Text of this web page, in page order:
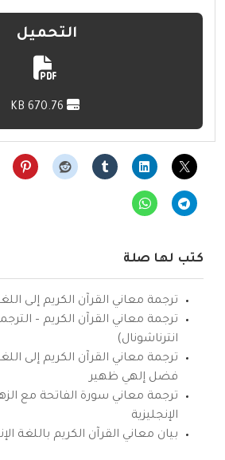
التحميل
كتب لها صلة
ترجمة معاني القرآن الكريم إلى
ترجمة معاني القرآن الكريم –
انترناشونال)
ترجمة معاني القرآن الكريم إلى
فضل إلهي ظهير
ترجمة معاني سورة الفاتحة مع
الإنجليزية
بيان معاني القرآن الكريم باللغة